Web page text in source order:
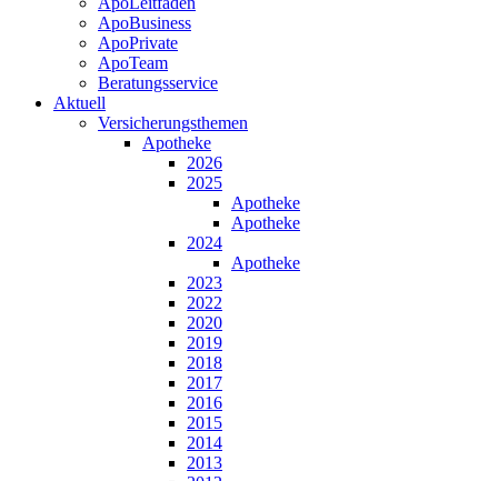
ApoBusiness
ApoPrivate
ApoTeam
Beratungsservice
Aktuell
Versicherungsthemen
Apotheke
2026
2025
Apotheke
Apotheke
2024
Apotheke
2023
2022
2020
2019
2018
2017
2016
2015
2014
2013